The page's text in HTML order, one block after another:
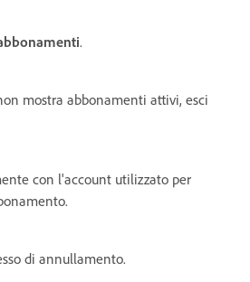
.
mostra abbonamenti attivi, esci
con l'account utilizzato per
di annullamento.